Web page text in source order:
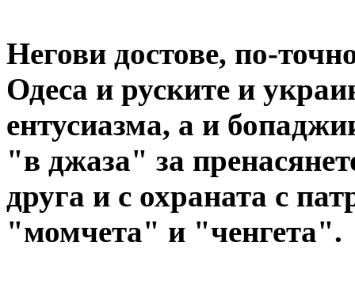
Негови достове, по-
Одеса и руските и
ентусиазма, а и
"в джаза" за
друга и с охраната с
"момчета" и "ченгета".